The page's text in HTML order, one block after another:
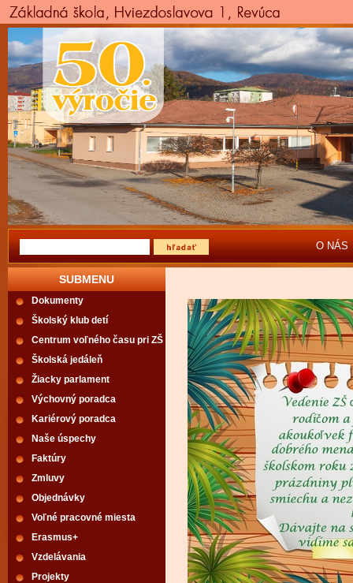
O NÁS
SUBMENU
Dokumenty
Školský klub detí
Centrum voľného času pri ZŠ
Školská jedáleň
Žiacky parlament
Výchovný poradca
Kariérový poradca
Naše úspechy
Faktúry
Zmluvy
Objednávky
Voľné pracovné miesta
Erasmus+
Vzdelávania
Projekty